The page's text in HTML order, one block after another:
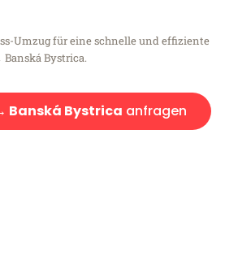
Umzug für eine schnelle und effiziente
Bystrica.
Banská Bystrica anfragen